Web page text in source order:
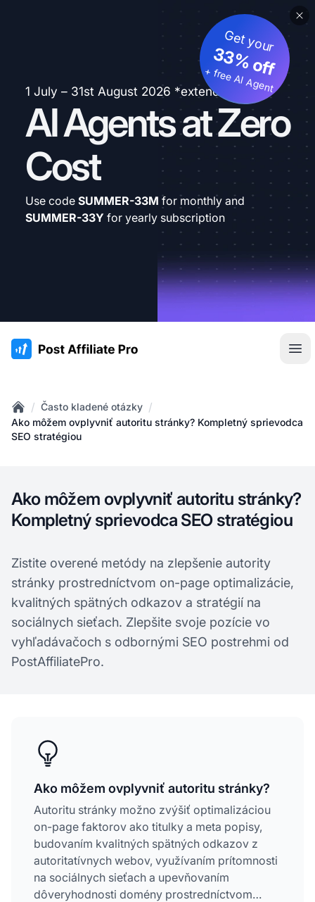
1 July – 31st August 2026 *extended
AI Agents at Zero
Cost
Get your
33% off
+ free AI Agent
Use code SUMMER-33M for monthly and
SUMMER-33Y for yearly subscription
:site.title
Home
/ Často kladené otázky /
Ako môžem ovplyvniť autoritu stránky? Kompletný sprievodca
SEO stratégiou
Ako môžem ovplyvniť autoritu stránky?
Kompletný sprievodca SEO stratégiou
Zistite overené metódy na zlepšenie autority
stránky prostredníctvom on-page optimalizácie,
kvalitných spätných odkazov a stratégií na
sociálnych sieťach. Zlepšite svoje pozície vo
vyhľadávačoch s odbornými SEO postrehmi od
PostAffiliatePro.
Ako môžem ovplyvniť autoritu stránky?
Autoritu stránky možno zvýšiť optimalizáciou
on-page faktorov ako titulky a meta popisy,
budovaním kvalitných spätných odkazov z
autoritatívnych webov, využívaním prítomnosti
na sociálnych sieťach a upevňovaním
dôveryhodnosti domény prostredníctvom